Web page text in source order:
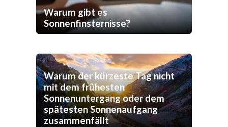
Warum gibt es
Sonnenfinsternisse?
Warum der kürzeste Tag nicht
mit dem frühesten
Sonnenuntergang oder dem
spätesten Sonnenaufgang
zusammenfällt